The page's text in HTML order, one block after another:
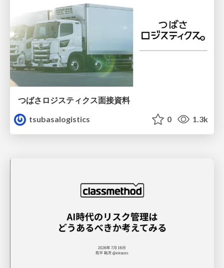
つばさロジスティクス面接資料
tsubasalogistics
0 1.3k